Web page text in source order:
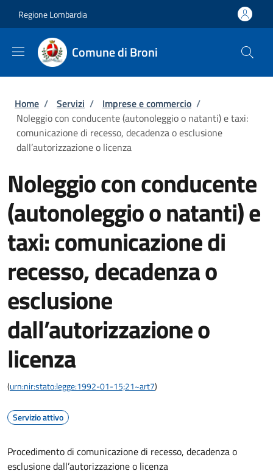
Regione Lombardia
Comune di Broni
Briciole di pane
Home / Servizi / Imprese e commercio /
Noleggio con conducente (autonoleggio o natanti) e taxi:
comunicazione di recesso, decadenza o esclusione
dall’autorizzazione o licenza
Noleggio con conducente
(autonoleggio o natanti) e
taxi: comunicazione di
recesso, decadenza o
esclusione
dall’autorizzazione o
licenza
(urn:nir:stato:legge:1992-01-15;21~art7)
Servizio attivo
Procedimento di comunicazione di recesso, decadenza o
esclusione dall’autorizzazione o licenza